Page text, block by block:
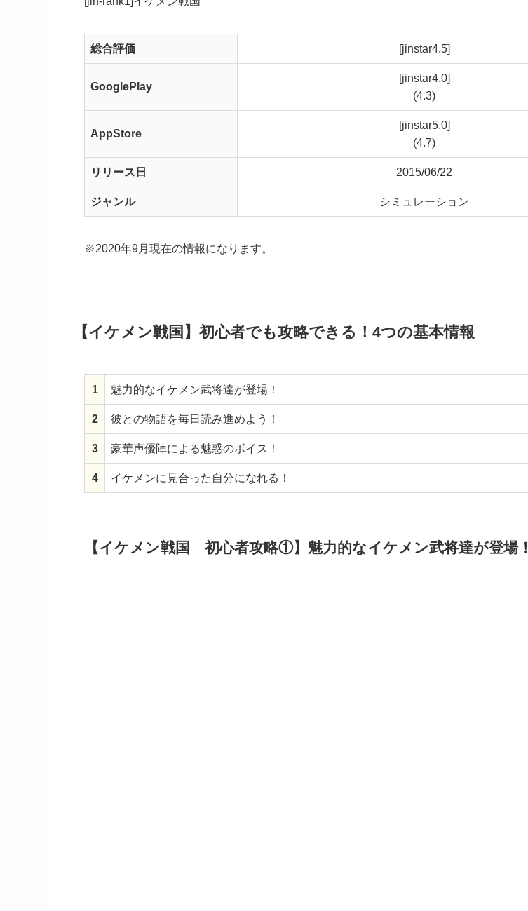
総合評価 [jinstar4.5]
GooglePlay
[jinstar4.0]
(4.3)
AppStore
[jinstar5.0]
(4.7)
リリース日 2015/06/22
ジャンル シミュレーション
※2020年9月現在の情報になります。
【イケメン戦国】初心者でも攻略できる！4つの基本情報
1 魅力的なイケメン武将達が登場！
2 彼との物語を毎日読み進めよう！
3 豪華声優陣による魅惑のボイス！
4 イケメンに見合った自分になれる！
【イケメン戦国 初心者攻略①】魅力的なイケメン武将達が登場！